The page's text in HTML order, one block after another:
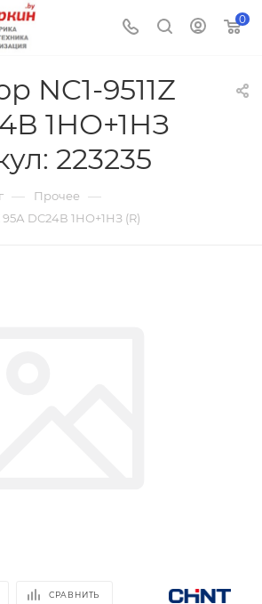
0
NC1-9511Z
1НО+1НЗ
223235
— Прочее —
95А DC24В 1НО+1НЗ (R)
СРАВНИТЬ